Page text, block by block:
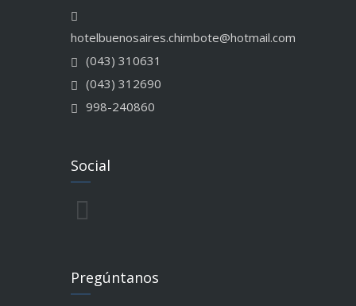
hotelbuenosaires.chimbote@hotmail.com
(043) 310631
(043) 312690
998-240860
Social
Pregúntanos